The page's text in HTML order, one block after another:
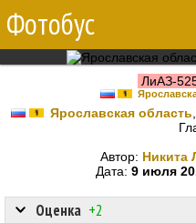
Фотобус
ЛиАЗ-
Ярославская область
Автор: Никита
Дата: 9 июля
Оценка +2